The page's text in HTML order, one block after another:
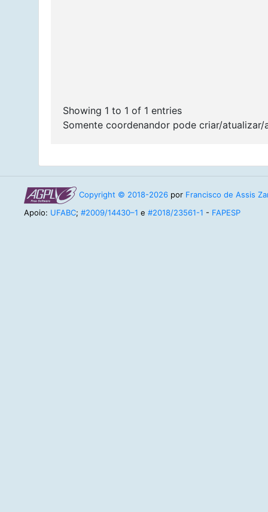
Showing 1 to 1 of 1 entries
Somente coordenandor pode criar/
Copyright © 2018-2026 por Francisco de Assis
Apoio: UFABC; #2009/14430–1 e #2018/23561-1 - FAPESP